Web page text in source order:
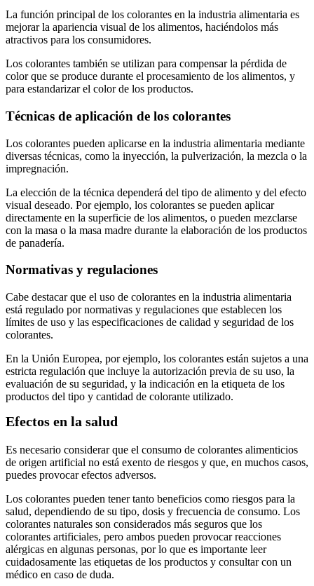
La función principal de los colorantes en la industria alimentaria es
mejorar la apariencia visual de los alimentos, haciéndolos más
atractivos para los consumidores.
Los colorantes también se utilizan para compensar la pérdida de
color que se produce durante el procesamiento de los alimentos, y
para estandarizar el color de los productos.
Técnicas de aplicación de los colorantes
Los colorantes pueden aplicarse en la industria alimentaria mediante
diversas técnicas, como la inyección, la pulverización, la mezcla o la
impregnación.
La elección de la técnica dependerá del tipo de alimento y del efecto
visual deseado. Por ejemplo, los colorantes se pueden aplicar
directamente en la superficie de los alimentos, o pueden mezclarse
con la masa o la masa madre durante la elaboración de los productos
de panadería.
Normativas y regulaciones
Cabe destacar que el uso de colorantes en la industria alimentaria
está regulado por normativas y regulaciones que establecen los
límites de uso y las especificaciones de calidad y seguridad de los
colorantes.
En la Unión Europea, por ejemplo, los colorantes están sujetos a una
estricta regulación que incluye la autorización previa de su uso, la
evaluación de su seguridad, y la indicación en la etiqueta de los
productos del tipo y cantidad de colorante utilizado.
Efectos en la salud
Es necesario considerar que el consumo de colorantes alimenticios
de origen artificial no está exento de riesgos y que, en muchos casos,
puedes provocar efectos adversos.
Los colorantes pueden tener tanto beneficios como riesgos para la
salud, dependiendo de su tipo, dosis y frecuencia de consumo. Los
colorantes naturales son considerados más seguros que los
colorantes artificiales, pero ambos pueden provocar reacciones
alérgicas en algunas personas, por lo que es importante leer
cuidadosamente las etiquetas de los productos y consultar con un
médico en caso de duda.